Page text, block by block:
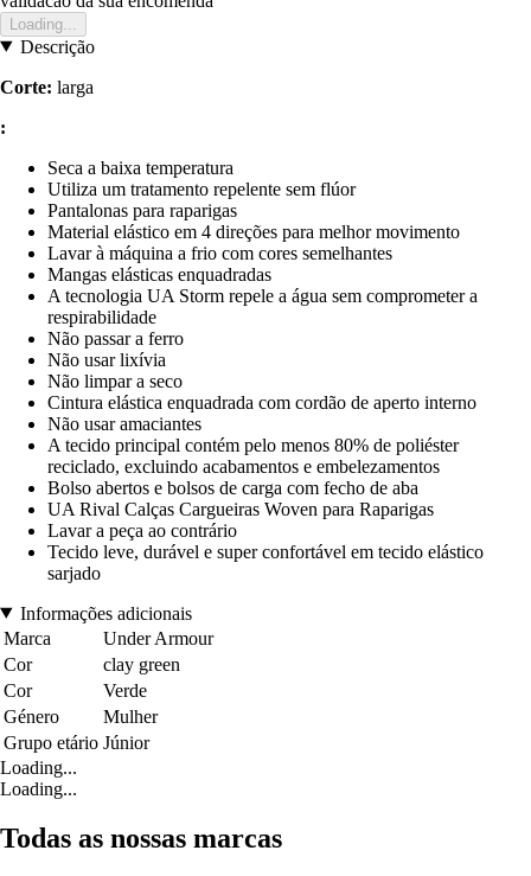
Loading...
Descrição
Corte: larga
:
Seca a baixa temperatura
Utiliza um tratamento repelente sem flúor
Pantalonas para raparigas
Material elástico em 4 direções para melhor movimento
Lavar à máquina a frio com cores semelhantes
Mangas elásticas enquadradas
A tecnologia UA Storm repele a água sem comprometer a
respirabilidade
Não passar a ferro
Não usar lixívia
Não limpar a seco
Cintura elástica enquadrada com cordão de aperto interno
Não usar amaciantes
A tecido principal contém pelo menos 80% de poliéster
reciclado, excluindo acabamentos e embelezamentos
Bolso abertos e bolsos de carga com fecho de aba
UA Rival Calças Cargueiras Woven para Raparigas
Lavar a peça ao contrário
Tecido leve, durável e super confortável em tecido elástico
sarjado
Informações adicionais
Marca
Under Armour
Cor
clay green
Cor
Verde
Género
Mulher
Grupo etário Júnior
Loading...
Loading...
Todas as nossas marcas